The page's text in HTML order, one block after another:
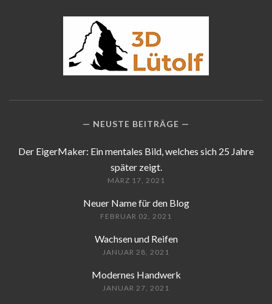
NEUSTE BEITRÄGE
Der EigerMaker: Ein mentales Bild, welches sich 25 Jahre
später zeigt.
MÄRZ 17, 2021
Neuer Name für den Blog
FEBRUAR 02, 2021
Wachsen und Reifen
JANUAR 28, 2021
Modernes Handwerk
JANUAR 27, 2021